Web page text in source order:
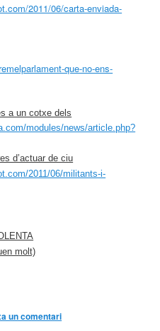
2011/06/carta-enviada-
que-no-ens-
a un cotxe dels
modules/news/article.php?
d’actuar de ciu
2011/06/militants-i-
molt)
un comentari